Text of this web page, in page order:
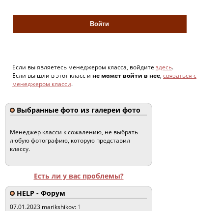
Если вы являетесь менеджером класса, войдите здесь.
Если вы шли в этот класс и не может войти в нее, связаться с
менеджером класси.
Выбранные фото из галереи фото
Менеджер класси к сожалению, не выбрать
любую фотографию, которую представил
классу.
Есть ли у вас проблемы?
HELP - Форум
07.01.2023 marikshikov: 1